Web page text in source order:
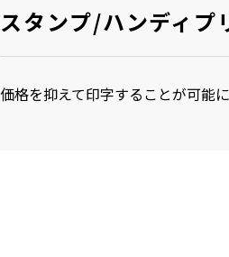
スタンプ/ハンディプ
価格を抑えて印字することが可能